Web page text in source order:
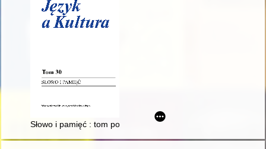
Słowo i pamięć : tom poświęcony pamięci profesor Agnieszki